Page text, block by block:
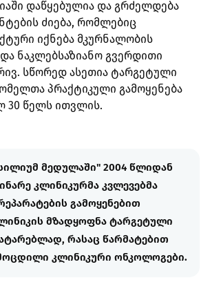
დაწყებულია და გრძელდება
ძიება, რომლებიც
იქნება მკურნალობის
ნაკლებსაზიანო გვერდითი
სწორედ ასეთია ტარგეტული
პრაქტიკული გამოყენება
30 წელს ითვლის.
მედულაში" 2004 წლიდან
კლინიკურმა კვლევებმა
გამოყენებით
მზადყოფნა ტარგეტული
რასაც წარმატებით
კლინიკური ონკოლოგები.